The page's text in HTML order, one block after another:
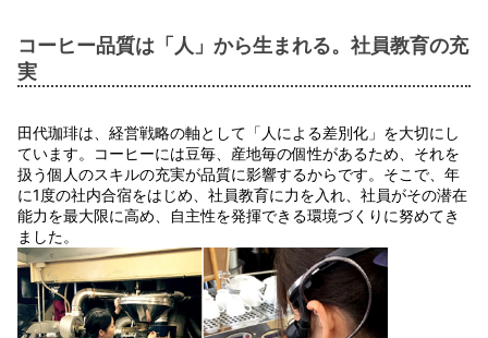
コーヒー品質は「人」から生まれる。社員教育の充
実
田代珈琲は、経営戦略の軸として「人による差別化」を大切にし
ています。コーヒーには豆毎、産地毎の個性があるため、それを
扱う個人のスキルの充実が品質に影響するからです。そこで、年
に1度の社内合宿をはじめ、社員教育に力を入れ、社員がその潜在
能力を最大限に高め、自主性を発揮できる環境づくりに努めてき
ました。